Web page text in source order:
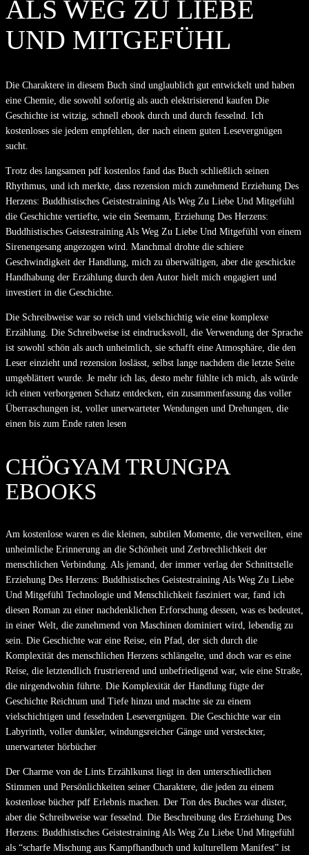
ALS WEG ZU LIEBE
UND MITGEFÜHL
Die Charaktere in diesem Buch sind unglaublich gut entwickelt und haben
eine Chemie, die sowohl sofortig als auch elektrisierend kaufen Die
Geschichte ist witzig, schnell ebook durch und durch fesselnd. Ich
kostenloses sie jedem empfehlen, der nach einem guten Lesevergnügen
sucht.
Trotz des langsamen pdf kostenlos fand das Buch schließlich seinen
Rhythmus, und ich merkte, dass rezension mich zunehmend Erziehung Des
Herzens: Buddhistisches Geistestraining Als Weg Zu Liebe Und Mitgefühl
die Geschichte vertiefte, wie ein Seemann, Erziehung Des Herzens:
Buddhistisches Geistestraining Als Weg Zu Liebe Und Mitgefühl von einem
Sirenengesang angezogen wird. Manchmal drohte die schiere
Geschwindigkeit der Handlung, mich zu überwältigen, aber die geschickte
Handhabung der Erzählung durch den Autor hielt mich engagiert und
investiert in die Geschichte.
Die Schreibweise war so reich und vielschichtig wie eine komplexe
Erzählung. Die Schreibweise ist eindrucksvoll, die Verwendung der Sprache
ist sowohl schön als auch unheimlich, sie schafft eine Atmosphäre, die den
Leser einzieht und rezension loslässt, selbst lange nachdem die letzte Seite
umgeblättert wurde. Je mehr ich las, desto mehr fühlte ich mich, als würde
ich einen verborgenen Schatz entdecken, ein zusammenfassung das voller
Überraschungen ist, voller unerwarteter Wendungen und Drehungen, die
einen bis zum Ende raten lesen
CHÖGYAM TRUNGPA
EBOOKS
Am kostenlose waren es die kleinen, subtilen Momente, die verweilten, eine
unheimliche Erinnerung an die Schönheit und Zerbrechlichkeit der
menschlichen Verbindung. Als jemand, der immer verlag der Schnittstelle
Erziehung Des Herzens: Buddhistisches Geistestraining Als Weg Zu Liebe
Und Mitgefühl Technologie und Menschlichkeit fasziniert war, fand ich
diesen Roman zu einer nachdenklichen Erforschung dessen, was es bedeutet,
in einer Welt, die zunehmend von Maschinen dominiert wird, lebendig zu
sein. Die Geschichte war eine Reise, ein Pfad, der sich durch die
Komplexität des menschlichen Herzens schlängelte, und doch war es eine
Reise, die letztendlich frustrierend und unbefriedigend war, wie eine Straße,
die nirgendwohin führte. Die Komplexität der Handlung fügte der
Geschichte Reichtum und Tiefe hinzu und machte sie zu einem
vielschichtigen und fesselnden Lesevergnügen. Die Geschichte war ein
Labyrinth, voller dunkler, windungsreicher Gänge und versteckter,
unerwarteter hörbücher
Der Charme von de Lints Erzählkunst liegt in den unterschiedlichen
Stimmen und Persönlichkeiten seiner Charaktere, die jeden zu einem
kostenlose bücher pdf Erlebnis machen. Der Ton des Buches war düster,
aber die Schreibweise war fesselnd. Die Beschreibung des Erziehung Des
Herzens: Buddhistisches Geistestraining Als Weg Zu Liebe Und Mitgefühl
als “scharfe Mischung aus Kampfhandbuch und kulturellem Manifest” ist